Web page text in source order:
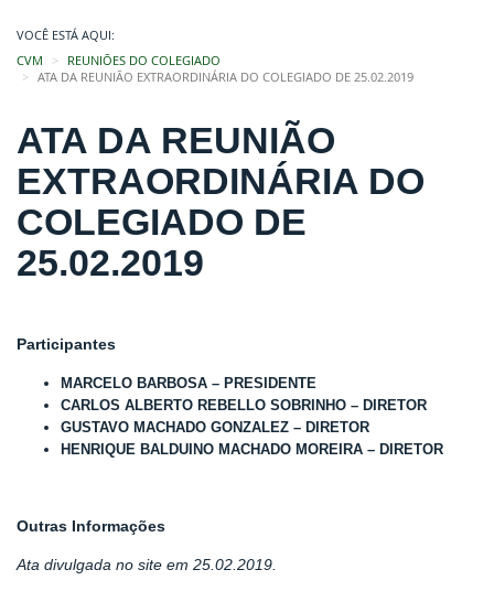
VOCÊ ESTÁ AQUI:
CVM
REUNIÕES DO COLEGIADO
ATA DA REUNIÃO EXTRAORDINÁRIA DO COLEGIADO DE 25.02.2019
ATA DA REUNIÃO
EXTRAORDINÁRIA DO
COLEGIADO DE
25.02.2019
Participantes
MARCELO BARBOSA – PRESIDENTE
CARLOS ALBERTO REBELLO SOBRINHO – DIRETOR
GUSTAVO MACHADO GONZALEZ – DIRETOR
HENRIQUE BALDUINO MACHADO MOREIRA – DIRETOR
Outras Informações
Ata divulgada no site em 25.02.2019.